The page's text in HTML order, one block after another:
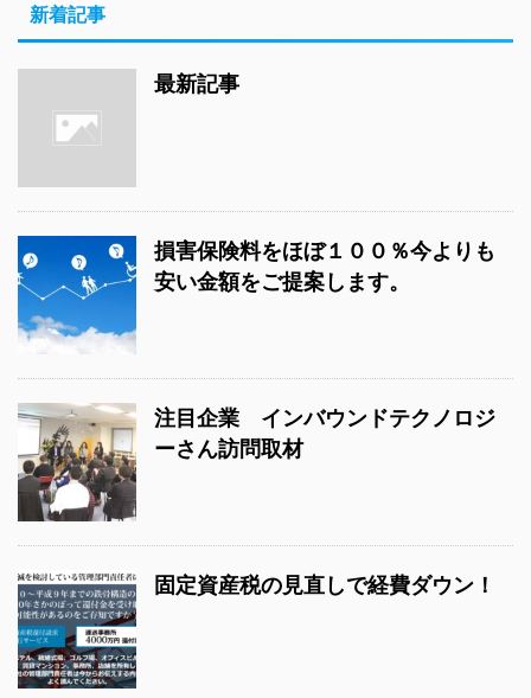
新着記事
最新記事
損害保険料をほぼ１００％今よりも
安い金額をご提案します。
注目企業 インバウンドテクノロジ
ーさん訪問取材
固定資産税の見直しで経費ダウン！